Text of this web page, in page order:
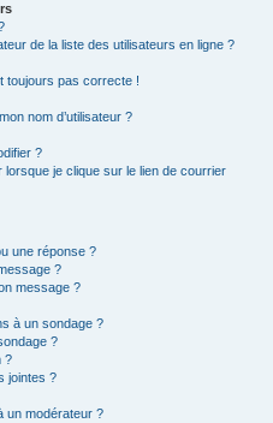
de la liste des utilisateurs en ligne ?
toujours pas correcte !
nom d’utilisateur ?
?
lorsque je clique sur le lien de courrier
une réponse ?
?
message ?
à un sondage ?
?
?
jointes ?
un modérateur ?